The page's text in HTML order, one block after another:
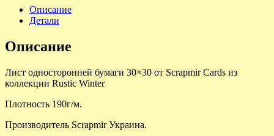
Описание
Детали
Описание
Лист односторонней бумаги 30×30 от Scrapmir Cards из
коллекции Rustic Winter
Плотность 190г/м.
Производитель Scrapmir Украина.